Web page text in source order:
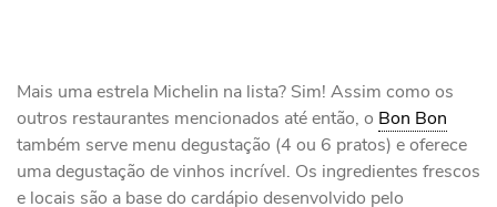
Mais uma estrela Michelin na lista? Sim! Assim como os
outros restaurantes mencionados até então, o Bon Bon
também serve menu degustação (4 ou 6 pratos) e oferece
uma degustação de vinhos incrível. Os ingredientes frescos
e locais são a base do cardápio desenvolvido pelo